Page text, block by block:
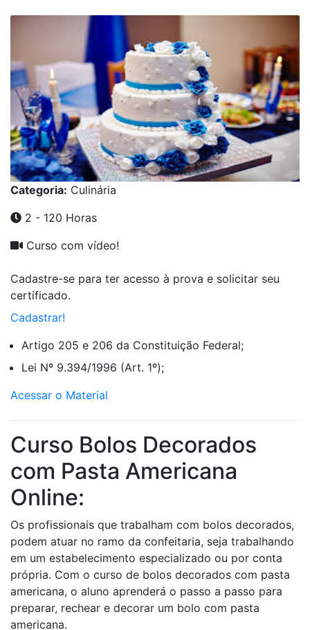
Categoria: Culinária
2 - 120 Horas
Curso com vídeo!
Cadastre-se para ter acesso à prova e solicitar seu
certificado.
Cadastrar!
Artigo 205 e 206 da Constituição Federal;
Lei Nº 9.394/1996 (Art. 1º);
Acessar o Material
Curso Bolos Decorados
com Pasta Americana
Online:
Os profissionais que trabalham com bolos decorados,
podem atuar no ramo da confeitaria, seja trabalhando
em um estabelecimento especializado ou por conta
própria. Com o curso de bolos decorados com pasta
americana, o aluno aprenderá o passo a passo para
preparar, rechear e decorar um bolo com pasta
americana.